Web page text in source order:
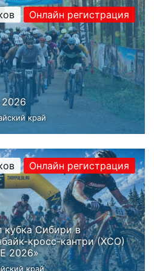
2026
край
Онлайн регистрация
кубка Сибири в
кросс-кантри (ХСО)
2026»
край
Онлайн регистрация